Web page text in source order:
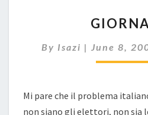
By Isazi | June 8,
Mi pare che il problema
non siano gli elettori, non sia